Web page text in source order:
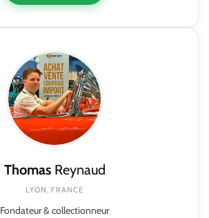
ThomasReynaud
LYON, FRANCE
Fondateur & collectionneur